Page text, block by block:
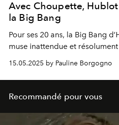
Avec Choupette,
la Big Bang
Pour ses 20 ans, la Big Bang
muse inattendue et
15.05.2025 by Pauline Borgogno
Recommandé pour vous